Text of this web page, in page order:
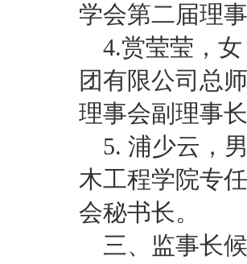
学会第二届理
4.赏莹莹，
团有限公司总
理事会副理事长
5. 浦少云，
木工程学院专
会秘书长。
三、监事长